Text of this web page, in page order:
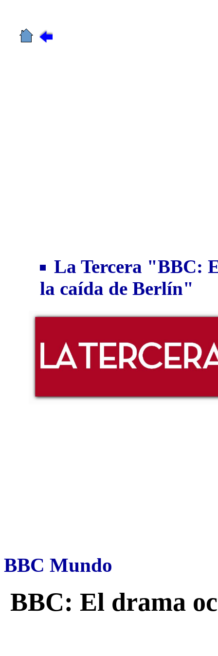
La Tercera "BBC:
la caída de Berlín"
BBC Mundo
BBC: El drama